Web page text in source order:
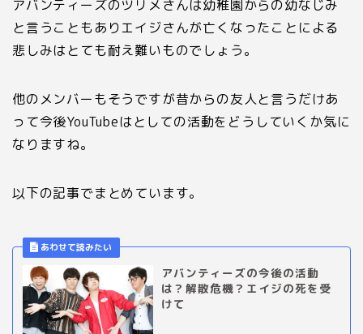
アバンティーズのツリメさんは幼稚園からの幼なじみ
と言うこともありエイジさんが亡くなったことによる
悲しみはとても耐え難いものでしょう。
他のメンバーもそうですが昔からの友人と言うだけあ
って今後YouTubeはとしての活動をどうしていくか気に
なりますね。
以下の記事でまとめています。
アバンティーズの今後の活動
は？解散危機？エイジの死を受
けて